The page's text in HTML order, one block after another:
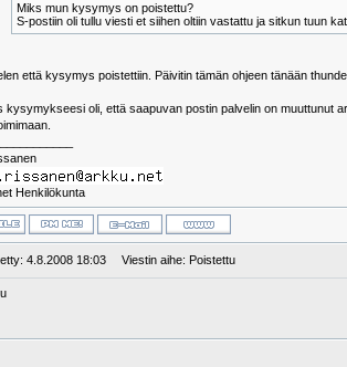
Miks mun kysymys on poistettu?
S-postiin oli tullu viesti et siihen oltiin vastattu ja sitkun tuun
että kysymys poistettiin. Päivitin tämän ohjeen tänään
kysymykseesi oli, että saapuvan postin palvelin on muuttunut
Henkilökunta
4.8.2008 18:03 Viestin aihe: Poistettu